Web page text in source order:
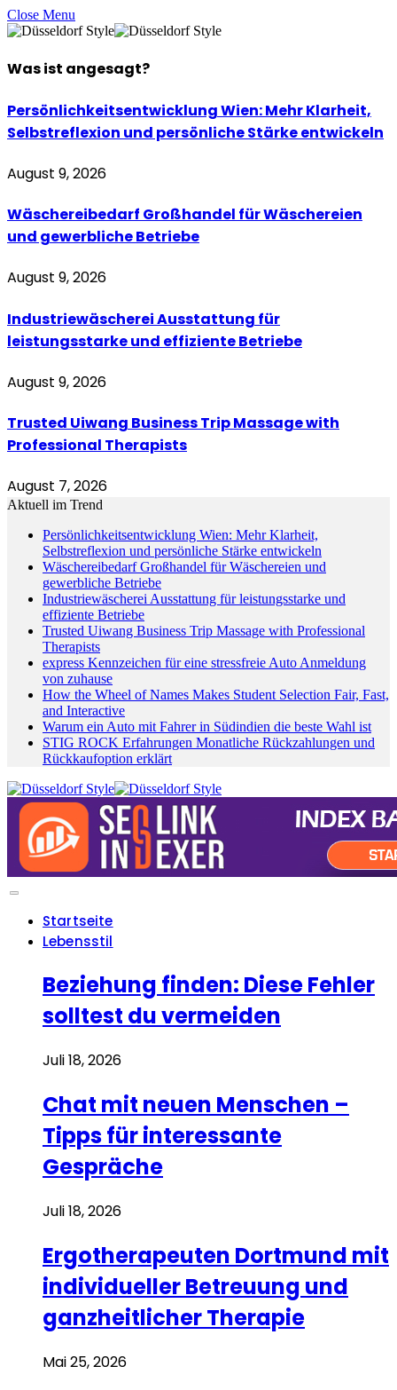
Close Menu
Was ist angesagt?
Persönlichkeitsentwicklung Wien: Mehr Klarheit,
Selbstreflexion und persönliche Stärke entwickeln
August 9, 2026
Wäschereibedarf Großhandel für Wäschereien
und gewerbliche Betriebe
August 9, 2026
Industriewäscherei Ausstattung für
leistungsstarke und effiziente Betriebe
August 9, 2026
Trusted Uiwang Business Trip Massage with
Professional Therapists
August 7, 2026
Aktuell im Trend
Persönlichkeitsentwicklung Wien: Mehr Klarheit,
Selbstreflexion und persönliche Stärke entwickeln
Wäschereibedarf Großhandel für Wäschereien und
gewerbliche Betriebe
Industriewäscherei Ausstattung für leistungsstarke und
effiziente Betriebe
Trusted Uiwang Business Trip Massage with Professional
Therapists
express Kennzeichen für eine stressfreie Auto Anmeldung
von zuhause
How the Wheel of Names Makes Student Selection Fair, Fast,
and Interactive
Warum ein Auto mit Fahrer in Südindien die beste Wahl ist
STIG ROCK Erfahrungen Monatliche Rückzahlungen und
Rückkaufoption erklärt
Startseite
Lebensstil
Beziehung finden: Diese Fehler
solltest du vermeiden
Juli 18, 2026
Chat mit neuen Menschen –
Tipps für interessante
Gespräche
Juli 18, 2026
Ergotherapeuten Dortmund mit
individueller Betreuung und
ganzheitlicher Therapie
Mai 25, 2026